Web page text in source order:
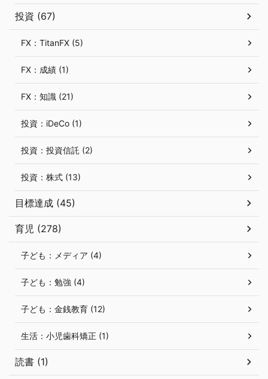
投資 (67)
FX：TitanFX (5)
FX：成績 (1)
FX：知識 (21)
投資：iDeCo (1)
投資：投資信託 (2)
投資：株式 (13)
目標達成 (45)
育児 (278)
子ども：メディア (4)
子ども：勉強 (4)
子ども：金銭教育 (12)
生活：小児歯科矯正 (1)
読書 (1)